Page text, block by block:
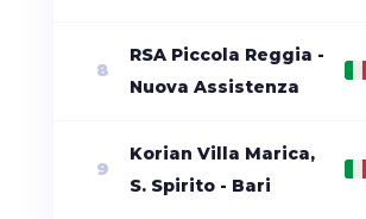
8
RSA Piccola Reggia -
Nuova Assistenza
9
Korian Villa Marica,
S. Spirito - Bari